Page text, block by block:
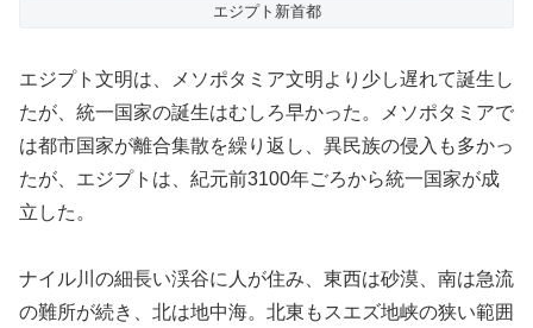
エジプト新首都
エジプト文明は、メソポタミア文明より少し遅れて誕生し
たが、統一国家の誕生はむしろ早かった。メソポタミアで
は都市国家が離合集散を繰り返し、異民族の侵入も多かっ
たが、エジプトは、紀元前3100年ごろから統一国家が成
立した。
ナイル川の細長い渓谷に人が住み、東西は砂漠、南は急流
の難所が続き、北は地中海。北東もスエズ地峡の狭い範囲